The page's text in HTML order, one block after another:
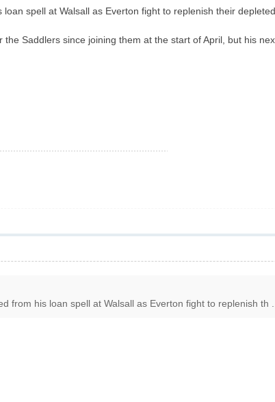
spell at Walsall as Everton fight to replenish their
Saddlers since joining them at the start of April, but his
from his loan spell at Walsall as Everton fight to replenish th ...